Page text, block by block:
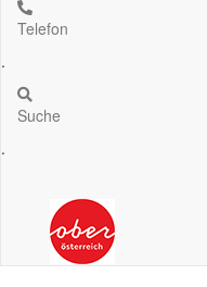
Telefon
.
Suche
.